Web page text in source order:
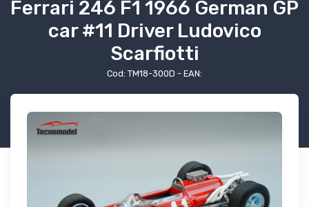
Ferrari 246 F1 1966 German GP
car #11 Driver Ludovico
Scarfiotti
Cod: TM18-300D - EAN: